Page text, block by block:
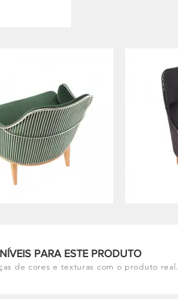
PARA ESTE PRODUTO
de cores e texturas com o produto real.